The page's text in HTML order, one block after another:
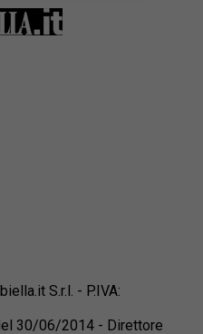
S.r.l. - P.IVA:
30/06/2014 - Direttore